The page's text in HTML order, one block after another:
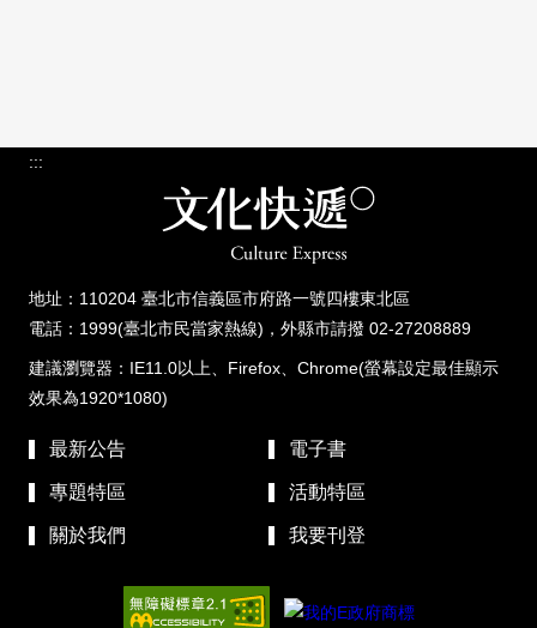
:::
地址：110204 臺北市信義區市府路一號四樓東北區
電話：1999(臺北市民當家熱線)，外縣市請撥 02-27208889
建議瀏覽器：IE11.0以上、Firefox、Chrome(螢幕設定最佳顯示
效果為1920*1080)
最新公告 電子書
專題特區 活動特區
關於我們 我要刊登